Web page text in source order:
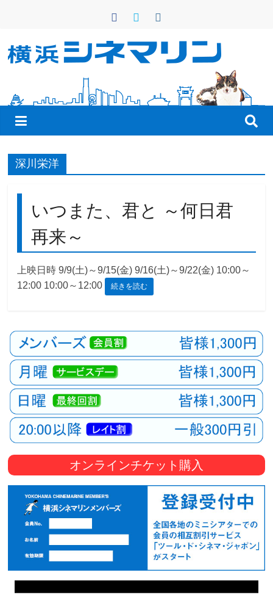
ン
横
浜
シ
ネ
マ
リ
ン
映
画
こ
街
深川栄洋
いつまた、君と ～何日君
再来～
上映日時 9/9(土)～9/15(金) 9/16(土)～9/22(金) 10:00～
12:00 10:00～12:00
続きを読む
オンラインチケット購入